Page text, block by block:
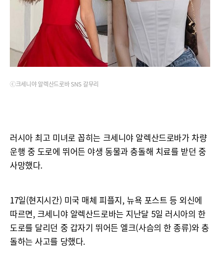
ⓒ크세니야 알렉산드로바 SNS 갈무리
러시아 최고 미녀로 꼽히는 크세니야 알렉산드로바가 차량
운행 중 도로에 뛰어든 야생 동물과 충돌해 치료를 받던 중
사망했다.
17일(현지시간) 미국 매체 피플지, 뉴욕 포스트 등 외신에
따르면, 크세니야 알렉산드로바는 지난달 5일 러시아의 한
도로를 달리던 중 갑자기 뛰어든 엘크(사슴의 한 종류)와 충
돌하는 사고를 당했다.